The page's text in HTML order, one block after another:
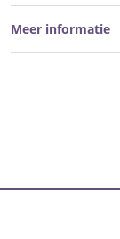
Meer informatie